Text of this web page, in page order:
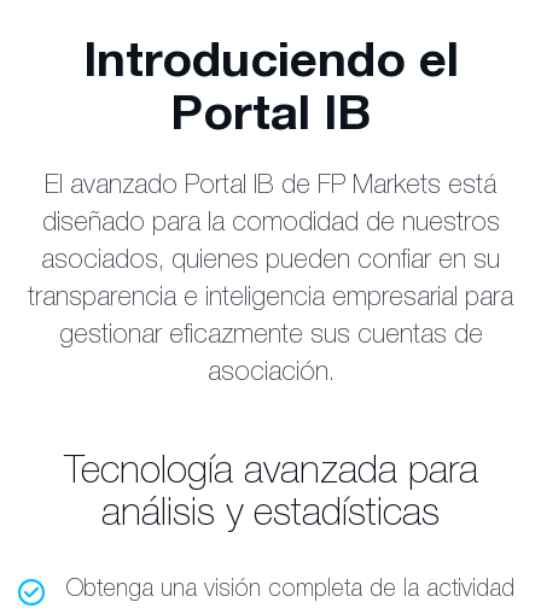
Introduciendo el
Portal IB
El avanzado Portal IB de FP Markets está
diseñado para la comodidad de nuestros
asociados, quienes pueden confiar en su
transparencia e inteligencia empresarial para
gestionar eficazmente sus cuentas de
asociación.
Tecnología avanzada para
análisis y estadísticas
Obtenga una visión completa de la actividad